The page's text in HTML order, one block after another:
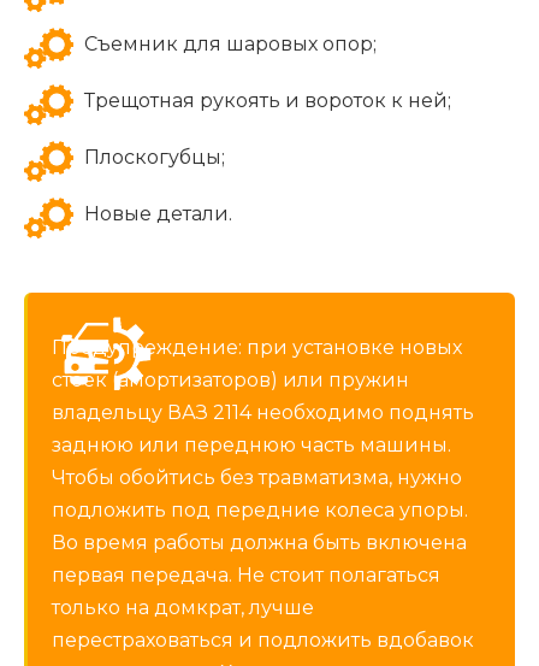
Съемник для шаровых опор;
Трещотная рукоять и вороток к ней;
Плоскогубцы;
Новые детали.
Предупреждение: при установке новых
стоек (амортизаторов) или пружин
владельцу ВАЗ 2114 необходимо поднять
заднюю или переднюю часть машины.
Чтобы обойтись без травматизма, нужно
подложить под передние колеса упоры.
Во время работы должна быть включена
первая передача. Не стоит полагаться
только на домкрат, лучше
перестраховаться и подложить вдобавок